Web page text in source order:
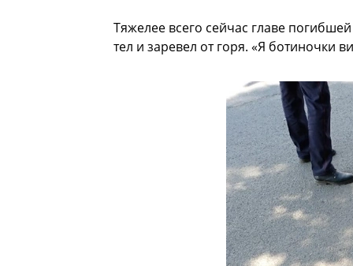
Тяжелее всего сейчас главе
тел и заревел от горя. «Я ботиночки